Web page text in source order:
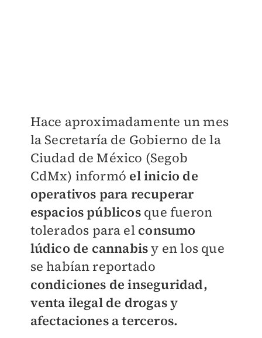
Hace aproximadamente un mes
la Secretaría de Gobierno de la
Ciudad de México (Segob
CdMx) informó el inicio de
operativos para recuperar
espacios públicosque fueron
tolerados para el consumo
lúdico de cannabisy en los que
se habían reportado
condiciones de inseguridad,
venta ilegal de drogas y
afectaciones a terceros.